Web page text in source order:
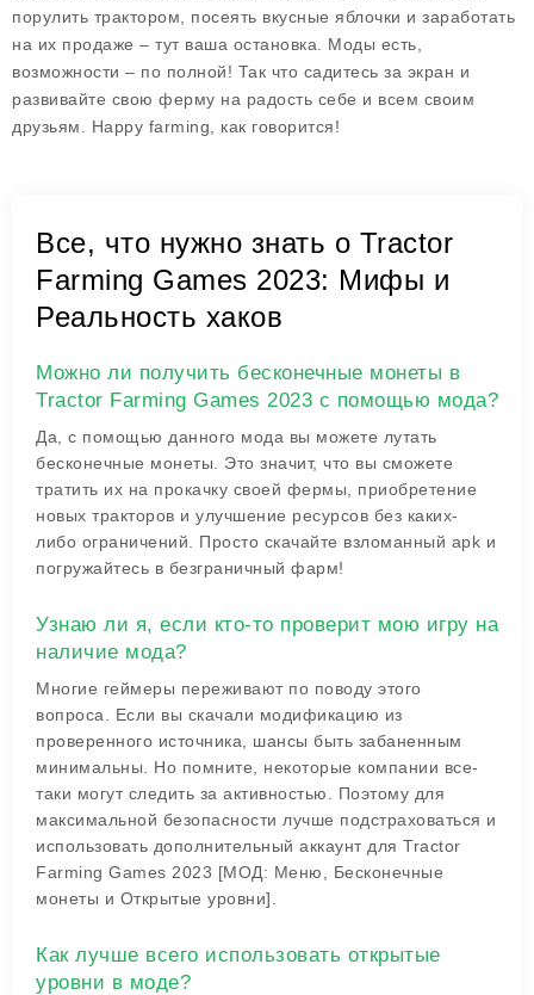
порулить трактором, посеять вкусные яблочки и заработать
на их продаже – тут ваша остановка. Моды есть,
возможности – по полной! Так что садитесь за экран и
развивайте свою ферму на радость себе и всем своим
друзьям. Happy farming, как говорится!
Все, что нужно знать о Tractor
Farming Games 2023: Мифы и
Реальность хаков
Можно ли получить бесконечные монеты в
Tractor Farming Games 2023 с помощью мода?
Да, с помощью данного мода вы можете лутать
бесконечные монеты. Это значит, что вы сможете
тратить их на прокачку своей фермы, приобретение
новых тракторов и улучшение ресурсов без каких-
либо ограничений. Просто скачайте взломанный apk и
погружайтесь в безграничный фарм!
Узнаю ли я, если кто-то проверит мою игру на
наличие мода?
Многие геймеры переживают по поводу этого
вопроса. Если вы скачали модификацию из
проверенного источника, шансы быть забаненным
минимальны. Но помните, некоторые компании все-
таки могут следить за активностью. Поэтому для
максимальной безопасности лучше подстраховаться и
использовать дополнительный аккаунт для Tractor
Farming Games 2023 [МОД: Меню, Бесконечные
монеты и Открытые уровни].
Как лучше всего использовать открытые
уровни в моде?